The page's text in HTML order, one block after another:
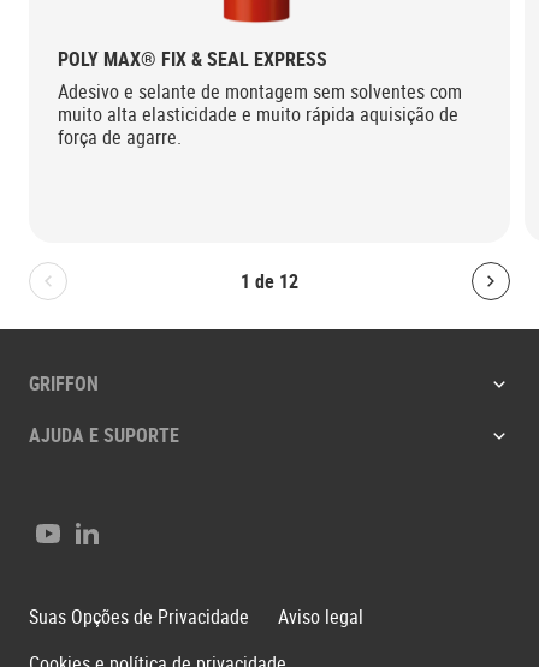
1 de 12
Bolton.General.PreviousSlide
POLY MAX® FIX & SEAL EXPRESS
Adesivo e selante de montagem sem solventes com
muito alta elasticidade e muito rápida aquisição de
força de agarre.
GRIFFON
AJUDA E SUPORTE
YouTubeLinkedIn
Suas Opções de Privacidade
Aviso legal